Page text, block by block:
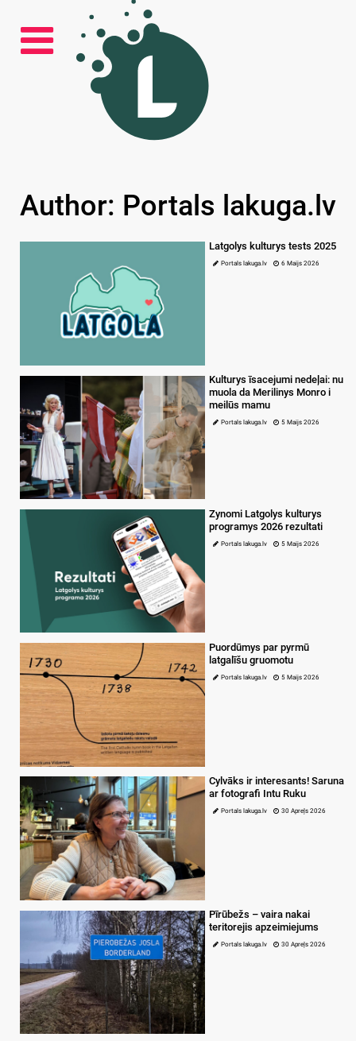
Author: Portals lakuga.lv
Latgolys kulturys tests 2025
Portals lakuga.lv 6 Maijs 2026
Kulturys īsacejumi nedeļai: nu
muola da Merilinys Monro i
meilūs mamu
Portals lakuga.lv 5 Maijs 2026
Zynomi Latgolys kulturys
programys 2026 rezultati
Portals lakuga.lv 5 Maijs 2026
Puordūmys par pyrmū
latgalīšu gruomotu
Portals lakuga.lv 5 Maijs 2026
Cylvāks ir interesants! Saruna
ar fotografi Intu Ruku
Portals lakuga.lv 30 Apreļs 2026
Pīrūbežs – vaira nakai
teritorejis apzeimiejums
Portals lakuga.lv 30 Apreļs 2026